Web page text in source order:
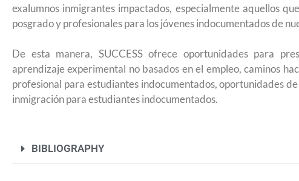
exalumnos inmigrantes impactados, especialmente aquellos
posgrado y profesionales para los jóvenes indocumentados de
De esta manera, SUCCESS ofrece oportunidades para
aprendizaje experimental no basados en el empleo, caminos
profesional para estudiantes indocumentados, oportunidades
inmigración para estudiantes indocumentados.
BIBLIOGRAPHY
para la ciudadanía estadounidense en
2026